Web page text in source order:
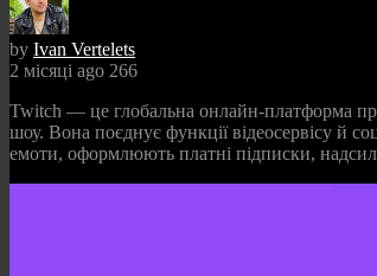
by Ivan Vertelets
2 місяці ago 266
Twitch — це глобальна онлайн‑платформа
шоу. Вона поєднує функції відеосервісу й
емоти, оформлюють платні підписки,